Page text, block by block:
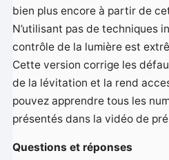
bien plus encore à partir de
N’utilisant pas de techniques
contrôle de la lumière est
Cette version corrige les
de la lévitation et la rend
pouvez apprendre tous les
présentés dans la vidéo de
Questions et réponses